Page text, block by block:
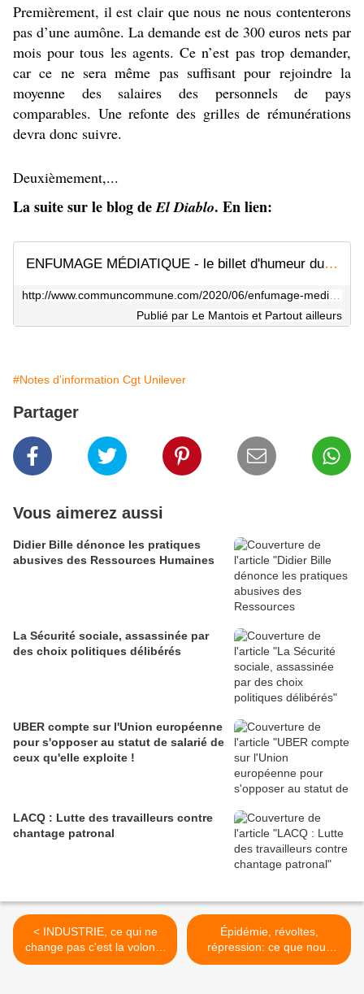
Premièrement, il est clair que nous ne nous contenterons
pas d’une aumône. La demande est de 300 euros nets par
mois pour tous les agents. Ce n’est pas trop demander,
car ce ne sera même pas suffisant pour rejoindre la
moyenne des salaires des personnels de pays
comparables. Une refonte des grilles de rémunérations
devra donc suivre.
Deuxièmement,...
La suite sur le blog deEl Diablo. En lien:
ENFUMAGE MÉDIATIQUE - le billet d'humeur du Docteur Christophe Prudhomme - Commun COMMUNE [le blog d'El Diablo]
http://www.communcommune.com/2020/06/enfumage-mediatique-le-billet-d-humeur-du-docteur-christophe-prudhomme.html
Publié par Le Mantois et Partout ailleurs
#Notes d'information Cgt Unilever
Partager
Vous aimerez aussi
Didier Bille dénonce les pratiques
abusives des Ressources Humaines
La Sécurité sociale, assassinée par
des choix politiques délibérés
UBER compte sur l'Union européenne
pour s'opposer au statut de salarié de
ceux qu'elle exploite !
LACQ : Lutte des travailleurs contre
chantage patronal
< INDUSTRIE, ce qui ne
change pas c'est la volonté
politique patronale et du
Épidémie, révoltes,
répression: ce que nous
vivons s'est produit il y a